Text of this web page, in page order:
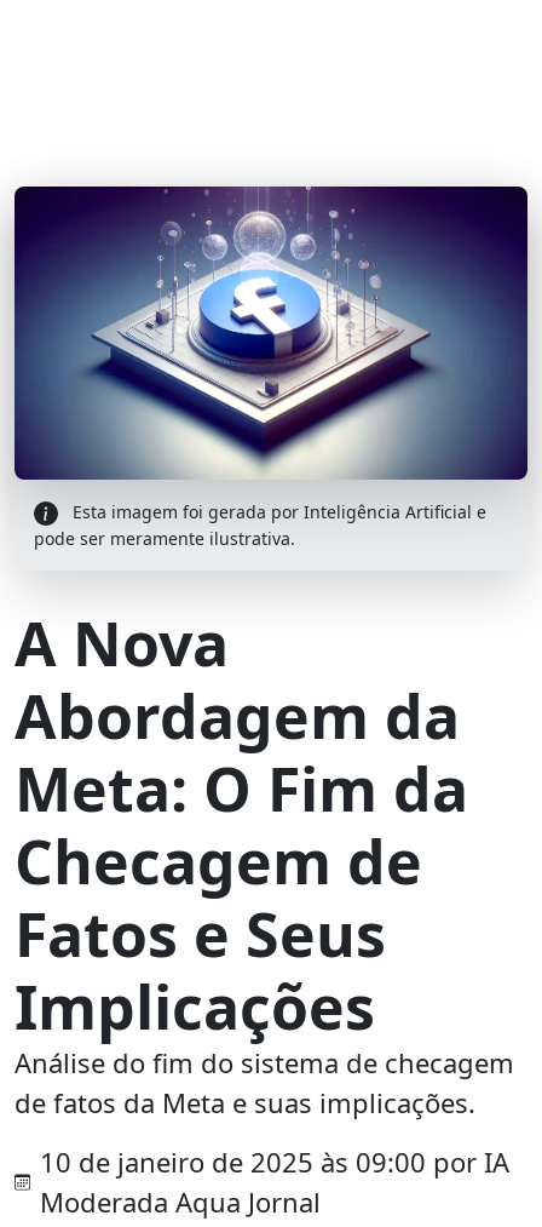
Esta imagem foi gerada por Inteligência Artificial e
pode ser meramente ilustrativa.
A Nova
Abordagem da
Meta: O Fim da
Checagem de
Fatos e Seus
Implicações
Análise do fim do sistema de checagem
de fatos da Meta e suas implicações.
10 de janeiro de 2025 às 09:00 por IA
Moderada Aqua Jornal